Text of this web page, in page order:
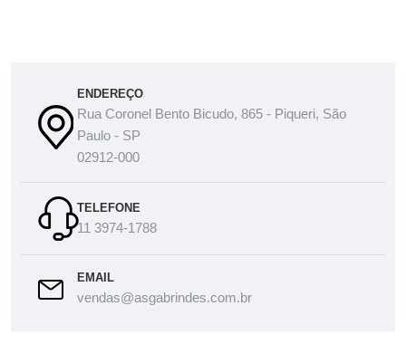
ENDEREÇO
Rua Coronel Bento Bicudo, 865 - Piqueri, São
Paulo - SP
02912-000
TELEFONE
11 3974-1788
EMAIL
vendas@asgabrindes.com.br